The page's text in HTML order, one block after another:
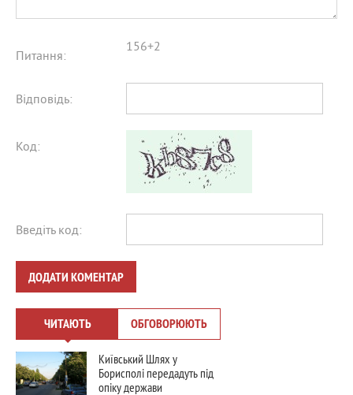
Питання:
156+2
Відповідь:
Код:
Введіть код:
ДОДАТИ КОМЕНТАР
ЧИТАЮТЬ ОБГОВОРЮЮТЬ
Київський Шлях у
Борисполі передадуть під
опіку держави